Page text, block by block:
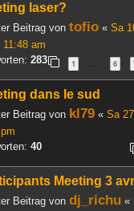
laser?
Beitrag von tofio « Sa
11:48 am
283 1 … 6
dans le sud
Beitrag von kl79 « Sa
40
Meeting 3
Beitrag von dj_richu «